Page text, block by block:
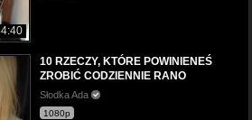
10 RZECZY, KTÓRE POWINIENEŚ
ZROBIĆ CODZIENNIE RANO
Słodka Ada
1080p